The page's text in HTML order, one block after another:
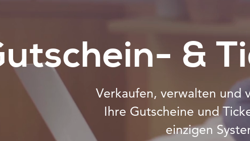
&
Verkaufen, verwalten und
Ihre Gutscheine und
einzigen